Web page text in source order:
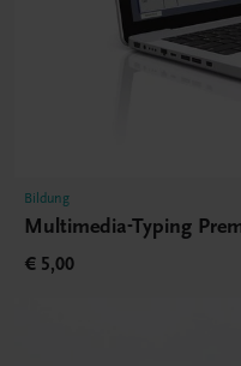
Bildung
Multimedia-Typing
€ 5,00